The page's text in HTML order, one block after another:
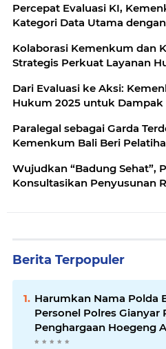
Percepat Evaluasi KI,
Kategori Data Utama
Kolaborasi Kemenkum dan
Strategis Perkuat Layanan
Dari Evaluasi ke Aksi:
Hukum 2025 untuk Dampak
Paralegal sebagai Garda
Kemenkum Bali Beri
Wujudkan “Badung Sehat”,
Konsultasikan Penyusunan
Berita Terpopuler
Harumkan Nama Polda
Personel Polres Gianyar
Penghargaan Hoegeng
2026